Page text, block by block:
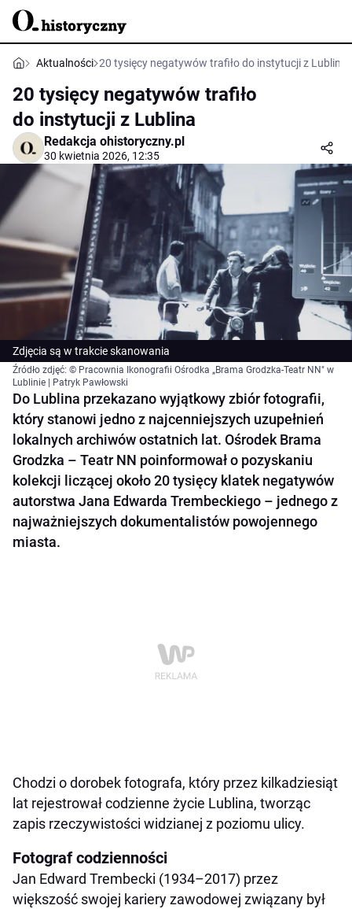
Aktualności 20 tysięcy negatywów trafiło do instytucji z Lublina
20 tysięcy negatywów trafiło
do instytucji z Lublina
Redakcja ohistoryczny.pl
30 kwietnia 2026, 12:35
Zdjęcia są w trakcie skanowania
Źródło zdjęć: © Pracownia Ikonografii Ośrodka „Brama Grodzka-Teatr NN" w
Lublinie | Patryk Pawłowski
Do Lublina przekazano wyjątkowy zbiór fotografii,
który stanowi jedno z najcenniejszych uzupełnień
lokalnych archiwów ostatnich lat. Ośrodek Brama
Grodzka – Teatr NN poinformował o pozyskaniu
kolekcji liczącej około 20 tysięcy klatek negatywów
autorstwa Jana Edwarda Trembeckiego – jednego z
najważniejszych dokumentalistów powojennego
miasta.
Chodzi o dorobek fotografa, który przez kilkadziesiąt
lat rejestrował codzienne życie Lublina, tworząc
zapis rzeczywistości widzianej z poziomu ulicy.
Fotograf codzienności
Jan Edward Trembecki (1934–2017) przez
większość swojej kariery zawodowej związany był